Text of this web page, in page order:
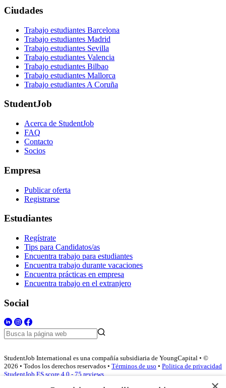
Ciudades
Trabajo estudiantes Barcelona
Trabajo estudiantes Madrid
Trabajo estudiantes Sevilla
Trabajo estudiantes Valencia
Trabajo estudiantes Bilbao
Trabajo estudiantes Mallorca
Trabajo estudiantes A Coruña
StudentJob
Acerca de StudentJob
FAQ
Contacto
Socios
Empresa
Publicar oferta
Registrarse
Estudiantes
Regístrate
Tips para Candidatos/as
Encuentra trabajo para estudiantes
Encuentra trabajo durante vacaciones
Encuentra prácticas en empresa
Encuentra trabajo en el extranjero
Social
StudentJob International es una compañía subsidiaria de YoungCapital • ©
2026 • Todos los derechos reservados • Términos de uso • Politica de privacidad
StudentJob ES score 4.0 - 75 reviews